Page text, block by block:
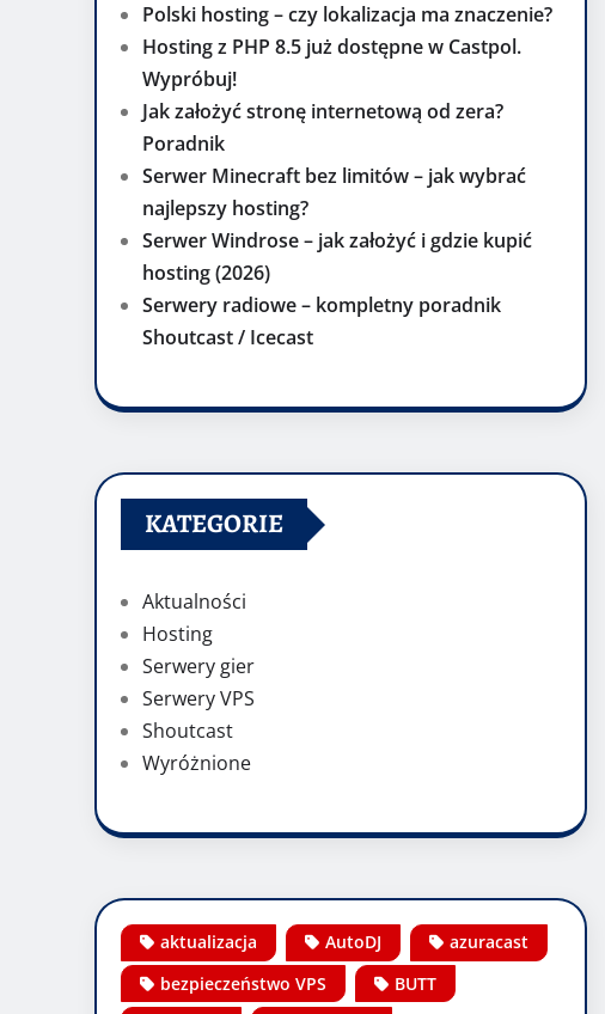
Polski hosting – czy lokalizacja ma znaczenie?
Hosting z PHP 8.5 już dostępne w Castpol.
Wypróbuj!
Jak założyć stronę internetową od zera?
Poradnik
Serwer Minecraft bez limitów – jak wybrać
najlepszy hosting?
Serwer Windrose – jak założyć i gdzie kupić
hosting (2026)
Serwery radiowe – kompletny poradnik
Shoutcast / Icecast
KATEGORIE
Aktualności
Hosting
Serwery gier
Serwery VPS
Shoutcast
Wyróżnione
aktualizacja AutoDJ
azuracast
bezpieczeństwo VPS
BUTT